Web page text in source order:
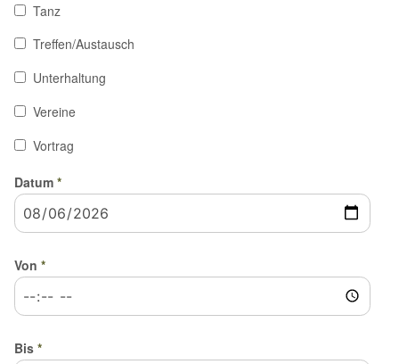
Tanz
Treffen/Austausch
Unterhaltung
Vereine
Vortrag
Datum *
Von *
Bis *